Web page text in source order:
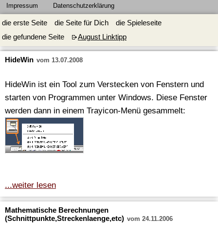
Impressum Datenschutzerklärung
die erste Seite die Seite für Dich
die Spieleseite
die gefundene Seite
August Linktipp
HideWin vom 13.07.2008
HideWin ist ein Tool zum Verstecken von Fenstern und
starten von Programmen unter Windows. Diese Fenster
werden dann in einem Trayicon-Menü gesammelt:
...weiter lesen
Mathematische Berechnungen
(Schnittpunkte,Streckenlaenge,etc) vom 24.11.2006